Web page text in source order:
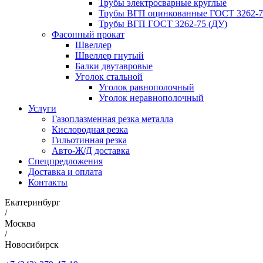
Трубы электросварные круглые
Трубы ВГП оцинкованные ГОСТ 3262-
Трубы ВГП ГОСТ 3262-75 (ДУ)
Фасонный прокат
Швеллер
Швеллер гнутый
Балки двутавровые
Уголок стальной
Уголок равнополочный
Уголок неравнополочный
Услуги
Газоплазменная резка металла
Кислородная резка
Гильотинная резка
Авто-Ж/Д доставка
Спецпредложения
Доставка и оплата
Контакты
Екатеринбург
/
Москва
/
Новосибирск